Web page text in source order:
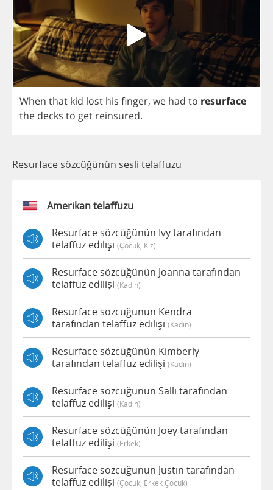
When that kid lost his finger, we had to resurface
the decks to get reinsured.
Resurface sözcüğünün sesli telaffuzu
Amerikan telaffuzu
Resurface sözcüğünün Ivy tarafından
telaffuz edilişi (çocuk, Kız)
Resurface sözcüğünün Joanna tarafından
telaffuz edilişi (kadın)
Resurface sözcüğünün Kendra
tarafından telaffuz edilişi (kadın)
Resurface sözcüğünün Kimberly
tarafından telaffuz edilişi (kadın)
Resurface sözcüğünün Salli tarafından
telaffuz edilişi (kadın)
Resurface sözcüğünün Joey tarafından
telaffuz edilişi (erkek)
Resurface sözcüğünün Justin tarafından
telaffuz edilişi (çocuk, Erkek Çocuk)